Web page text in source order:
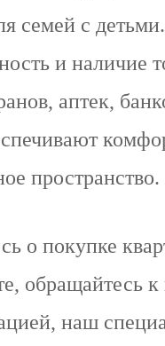
семей с
и наличие
аптек,
пространство.
о покупке
обращайтесь к
наш